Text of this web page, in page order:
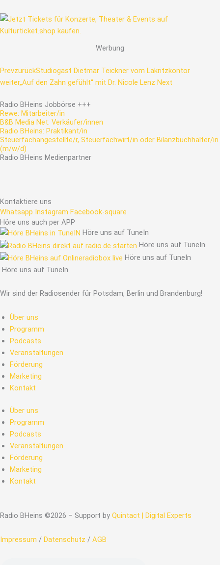
Werbung
PrevzurückStudiogast Dietmar Teickner vom Lakritzkontor
weiter„Auf den Zahn gefühlt“ mit Dr. Nicole Lenz Next
Radio BHeins Jobbörse +++
Rewe: Mitarbeiter/in
B&B Media Net: Verkäufer/innen
Radio BHeins: Praktikant/in
Steuerfachangestellte/r, Steuerfachwirt/in oder Bilanzbuchhalter/in
(m/w/d)
Radio BHeins Medienpartner
Kontaktiere uns
Whatsapp Instagram Facebook-square
Höre uns auch per APP
Höre uns auf TuneIn
Höre uns auf TuneIn
Höre uns auf TuneIn
Höre uns auf TuneIn
Wir sind der Radiosender für Potsdam, Berlin und Brandenburg!
Über uns
Programm
Podcasts
Veranstaltungen
Förderung
Marketing
Kontakt
Über uns
Programm
Podcasts
Veranstaltungen
Förderung
Marketing
Kontakt
Radio BHeins ©2026 – Support by Quintact | Digital Experts
Impressum / Datenschutz / AGB